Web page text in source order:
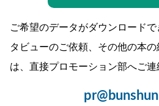
ご希望のデータがダウンロード
タビューのご依頼、その他の本
は、直接プロモーション部へご連